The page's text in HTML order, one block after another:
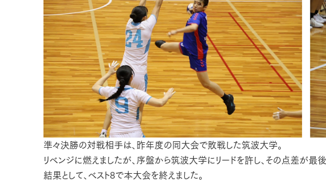
準々決勝の対戦相手は、昨年度の同大会で敗戦した筑波大学。
リベンジに燃えましたが、序盤から筑波大学にリードを許し、その点差が最後
結果として、ベスト8で本大会を終えました。